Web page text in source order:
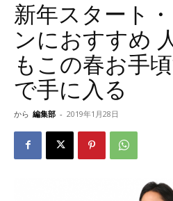
新年スタート
ンにおすすめ
もこの春お手
で手に入る
から 編集部 - 2019年1月28日